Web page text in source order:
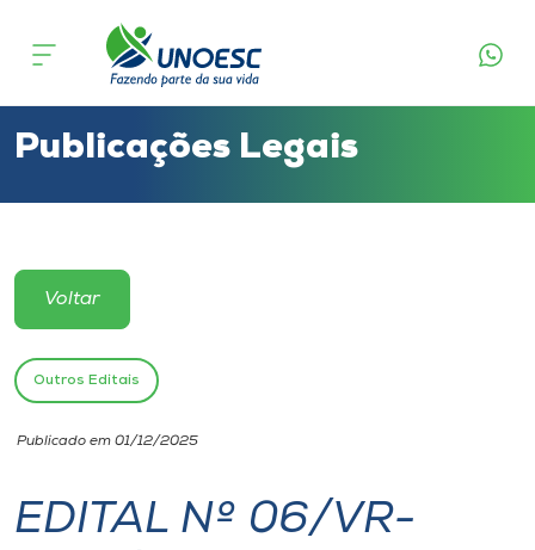
Cursos
Atendimento ao Estudante
Portal de Ensino
Unoesc
Internacionalização
Publicações Legais
Voltar
Outros Editais
Publicado em 01/12/2025
EDITAL Nº 06/VR-